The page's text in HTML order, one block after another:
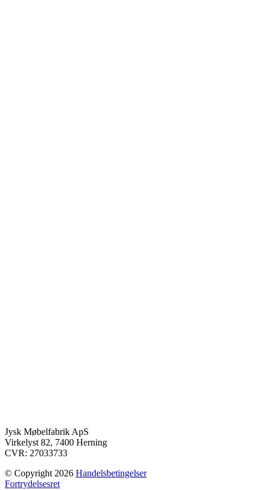
Jysk Møbelfabrik ApS
Virkelyst 82, 7400 Herning
CVR: 27033733
© Copyright 2026 Handelsbetingelser
Fortrydelsesret